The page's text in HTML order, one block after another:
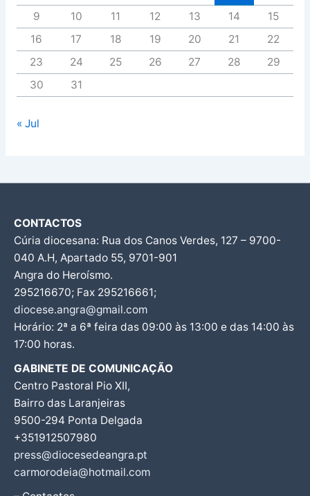
9
10 11 12 13 14
15
16
17 18 19 20 21
22
23
24 25 26 27 28
29
30
31
« Jul
CONTACTOS
Cúria diocesana: Rua dos Canos Verdes, 127 – 9700-
040 A.H, Apartado 55, 9701-901
Angra do Heroísmo.
295216670; Fax 295216661;
diocese.angra@gmail.com
Horário: 2ª a 6ª feira das 09:00 às 13:00 e das 14:00 às
17:00 horas.
GABINETE DE COMUNICAÇÃO
Centro Pastoral Pio XII,
Bairro das Laranjeiras
9500-294 Ponta Delgada
+351912507980
press@diocesedeangra.pt
carmorodeia@hotmail.com